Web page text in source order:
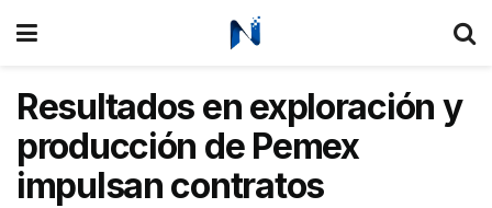
Resultados en exploración y
producción de Pemex
impulsan contratos